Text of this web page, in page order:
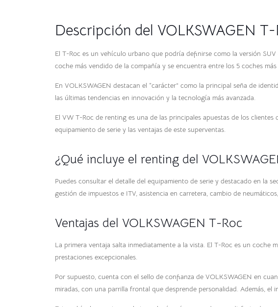
Descripción del VOLKSWAGEN T-
El T-Roc es un vehículo urbano que podría definirse como la versión
coche más vendido de la compañía y se encuentra entre los 5 coches
En VOLKSWAGEN destacan el “carácter” como la principal seña de
las últimas tendencias en innovación y la tecnología más avanzada.
El VW T-Roc de renting es una de las principales apuestas de los
equipamiento de serie y las ventajas de este superventas.
¿Qué incluye el renting del
Puedes consultar el detalle del equipamiento de serie y destacado en la
gestión de impuestos e ITV, asistencia en carretera, cambio de
Ventajas del VOLKSWAGEN T-Roc
La primera ventaja salta inmediatamente a la vista. El T-Roc es un
prestaciones excepcionales.
Por supuesto, cuenta con el sello de confianza de VOLKSWAGEN en
miradas, con una parrilla frontal que desprende personalidad. Además,